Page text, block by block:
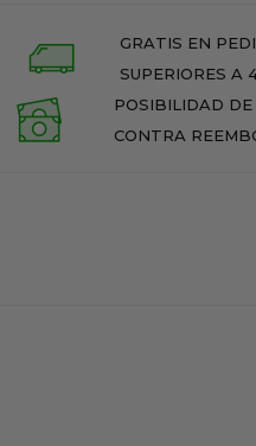
GRATIS EN
SUPERIORES A
POSIBILIDAD DE
CONTRA